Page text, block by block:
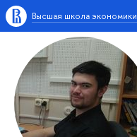
Высшая школа экономики